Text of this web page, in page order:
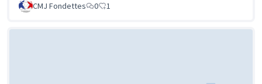
CMJ Fondettes 0 1